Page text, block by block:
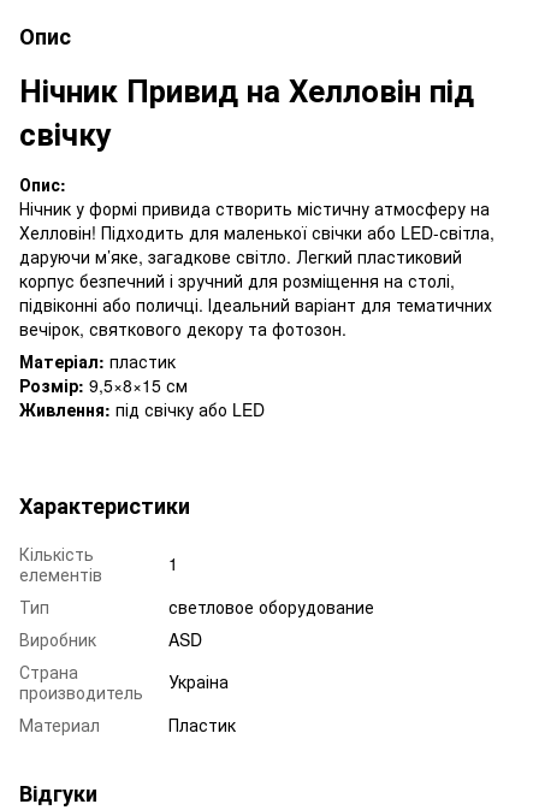
Опис
Нічник Привид на Хелловін під
свічку
Опис:
Нічник у формі привида створить містичну атмосферу на
Хелловін! Підходить для маленької свічки або LED-світла,
даруючи м’яке, загадкове світло. Легкий пластиковий
корпус безпечний і зручний для розміщення на столі,
підвіконні або поличці. Ідеальний варіант для тематичних
вечірок, святкового декору та фотозон.
Матеріал: пластик
Розмір: 9,5×8×15 см
Живлення: під свічку або LED
Характеристики
Кількість
елементів
1
Тип
светловое оборудование
Виробник
ASD
Страна
производитель
Украіна
Материал
Пластик
Відгуки